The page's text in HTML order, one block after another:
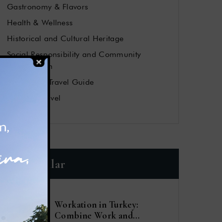
Gastronomy & Flavors
Health & Wellness
Historical and Cultural Heritage
Social Responsibility and Community
Contribution
Vacation & Travel Guide
WorkandTravel
Son Yazılar
Workation in Turkey:
Combine Work and